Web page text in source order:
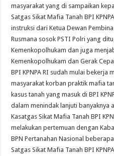
masyarakat yang di sampaikan
Satgas Sikat Mafia Tanah BPI
instruksi dari Ketua Dewan
Rusmana sosok PSTI Polri yang
Kemenkopolhukam dan juga
Kemenkopolhukam dan Gerak
BPI KPNPA RI sudah mulai bekerja
masyarakat korban praktik mafia
kasus tanah yang masuk di BPI
dalam menindak lanjuti banyaknya
Kasatgas Sikat Mafia Tanah BPI
melakukan pertemuan dengan
BPN Pertanahan Nasional
Satgas Sikat Mafia Tanah BPI